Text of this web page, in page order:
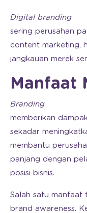
Digital branding
sering perusahan
content marketing,
jangkauan merek
Manfaat
Branding
memberikan
sekadar
membantu
panjang dengan
posisi bisnis.
Salah satu manfaat
brand awareness.